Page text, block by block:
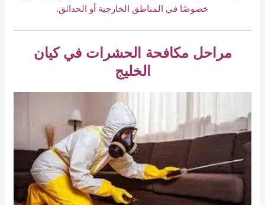
خصوصًا في المناطق الخارجية أو الحدائق.
مراحل مكافحة الحشرات في كيان
الخليج